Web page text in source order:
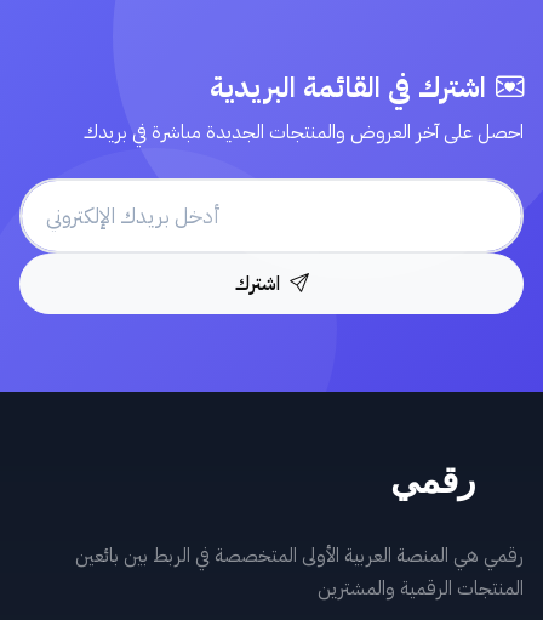
اشترك في القائمة البريدية
احصل على آخر العروض والمنتجات الجديدة مباشرة في بريدك
اشترك
رقمي هي المنصة العربية الأولى المتخصصة في الربط بين بائعين
المنتجات الرقمية والمشترين